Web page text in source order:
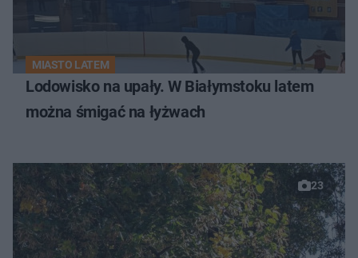
MIASTO LATEM
Lodowisko na upały. W Białymstoku latem
można śmigać na łyżwach
23